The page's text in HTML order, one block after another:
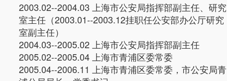
2003.02--2004.03 上海市公安局指挥部副主任、研究
室主任（2003.01--2003.12挂职任公安部办公厅研究
室副主任）
2004.03--2005.02 上海市公安局指挥部副主任
2005.02--2005.04 上海市青浦区委常委
2005.04--2006.11 上海市青浦区委常委，市公安局青